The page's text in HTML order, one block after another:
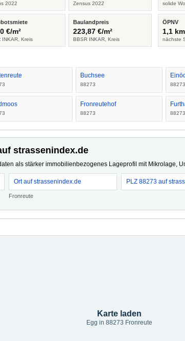
2022 Zensus 2022
€/m²
INKAR, Kreis
Baulandpreis
223,87 €/m²
BBSR INKAR, Kreis
solide
ÖPNV
1,1 km
nächste
Buchsee
88273
Einöd
88273
Fronreutehof
88273 88273
strassenindex.de
als stärker immobilienbezogenes Lageprofil mit Mikrolage,
Ort auf strassenindex.de
Fronreute
PLZ 88273 auf
Karte laden
Egg in 88273 Fronreute